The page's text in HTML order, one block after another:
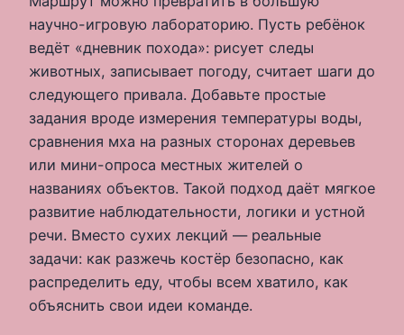
научно-игровую лабораторию. Пусть ребёнок
ведёт «дневник похода»: рисует следы
животных, записывает погоду, считает шаги до
следующего привала. Добавьте простые
задания вроде измерения температуры воды,
сравнения мха на разных сторонах деревьев
или мини-опроса местных жителей о
названиях объектов. Такой подход даёт мягкое
развитие наблюдательности, логики и устной
речи. Вместо сухих лекций — реальные
задачи: как разжечь костёр безопасно, как
распределить еду, чтобы всем хватило, как
объяснить свои идеи команде.